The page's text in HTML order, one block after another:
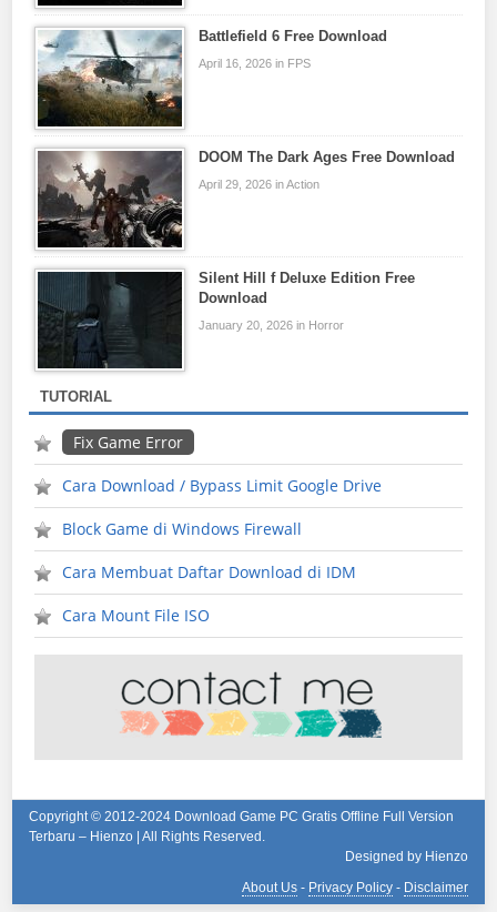
Battlefield 6 Free Download
April 16, 2026 in FPS
DOOM The Dark Ages Free Download
April 29, 2026 in Action
Silent Hill f Deluxe Edition Free
Download
January 20, 2026 in Horror
TUTORIAL
Fix Game Error
Cara Download / Bypass Limit Google Drive
Block Game di Windows Firewall
Cara Membuat Daftar Download di IDM
Cara Mount File ISO
Copyright © 2012-2024 Download Game PC Gratis Offline Full Version
Terbaru – Hienzo | All Rights Reserved.
Designed by Hienzo
About Us- Privacy Policy- Disclaimer